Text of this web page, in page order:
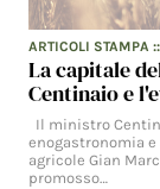
ARTICOLI STAMPA ::
La capitale
Centinaio e
Il ministro
enogastronomia
agricole Gian
promosso…